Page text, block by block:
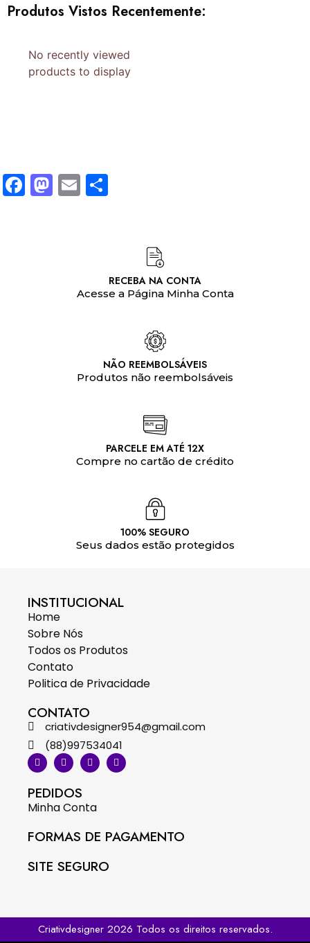
Produtos Vistos Recentemente:
No recently viewed
products to display
Facebook
Mastodon
Email
RECEBA NA CONTA
Acesse a Página Minha Conta
NÃO REEMBOLSÁVEIS
Produtos não reembolsáveis
PARCELE EM ATÉ 12X
Compre no cartão de crédito
100% SEGURO
Seus dados estão protegidos
INSTITUCIONAL
Home
Sobre Nós
Todos os Produtos
Contato
Politica de Privacidade
CONTATO
criativdesigner954@gmail.com
(88)997534041
PEDIDOS
Minha Conta
FORMAS DE PAGAMENTO
SITE SEGURO
Criativdesigner 2026 Todos os direitos reservados.